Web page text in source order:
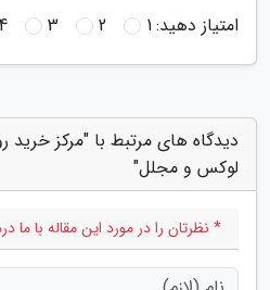
امتیاز دهید:1
2
3
4
دیدگاه های مرتبط با "مرکز خرید
لوکس و مجلل"
* نظرتان را در مورد این مقاله با ما